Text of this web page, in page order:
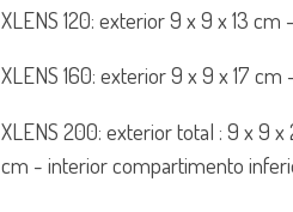
XLENS 120: exterior 9 x 9 x 13
XLENS 160: exterior 9 x 9 x 17
XLENS 200: exterior total : 9 x 9
cm - interior compartimento